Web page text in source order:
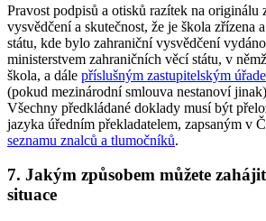
Pravost podpisů a otisků razítek na originálu
vysvědčení a skutečnost, že je škola zřízena
státu, kde bylo zahraniční vysvědčení
ministerstvem zahraničních věcí státu, v
škola, a dále příslušným zastupitelským
(pokud mezinárodní smlouva nestanoví
Všechny předkládané doklady musí být
jazyka úředním překladatelem, zapsaným v
seznamu znalců a tlumočníků.
7. Jakým způsobem můžete
situace